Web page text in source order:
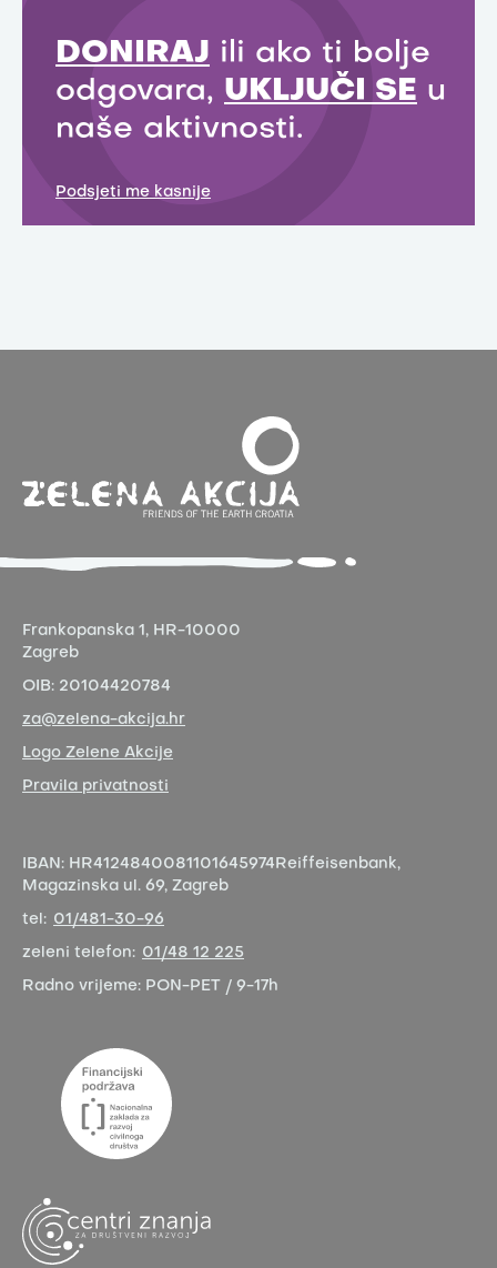
DONIRAJ ili ako ti bolje
odgovara, UKLJUČI SE u
naše aktivnosti.
Podsjeti me kasnije
Frankopanska 1, HR-10000
Zagreb
OIB: 20104420784
za@zelena-akcija.hr
Logo Zelene Akcije
Pravila privatnosti
IBAN: HR4124840081101645974 Reiffeisenbank,
Magazinska ul. 69, Zagreb
tel: 01/481-30-96
zeleni telefon: 01/48 12 225
Radno vrijeme: PON-PET / 9-17h